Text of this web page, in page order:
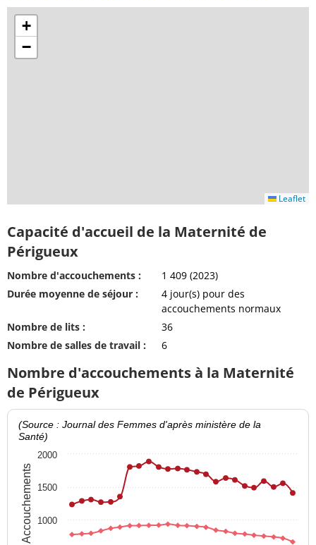
+
−
Leaflet
Capacité d'accueil de la Maternité de
Périgueux
Nombre d'accouchements :
1 409 (2023)
Durée moyenne de séjour :
4 jour(s) pour des
accouchements normaux
Nombre de lits :
36
Nombre de salles de travail :
6
Nombre d'accouchements à la Maternité
de Périgueux
Accouchements
(Source : Journal des Femmes d'après ministère de la
Santé)
1000
1500
2000